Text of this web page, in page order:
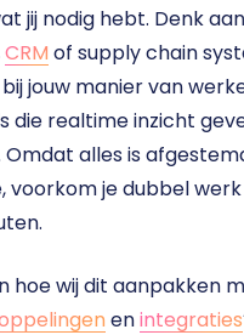
jij nodig hebt. Denk
CRM of supply chain
jouw manier van
die realtime inzicht
Omdat alles is
voorkom je dubbel
hoe wij dit aanpakken
en integraties